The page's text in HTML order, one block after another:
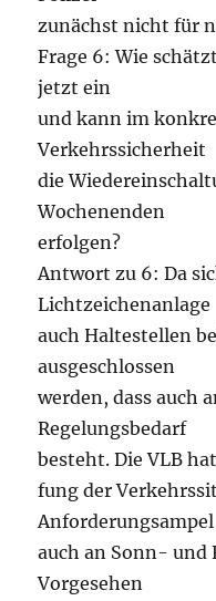
zunächst nicht für
Frage 6: Wie
jetzt ein
und kann im
Verkehrssicherheit
die
Wochenenden
erfolgen?
Antwort zu 6: Da
Lichtzeichenanlage
auch Haltestellen
ausgeschlossen
werden, dass auch
Regelungsbedarf
besteht. Die VLB
fung der
Anforderungsampel
auch an Sonn- und
Vorgesehen